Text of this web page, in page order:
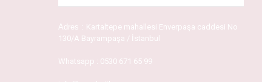
Adres : Kartaltepe mahallesi Enverpaşa caddesi No
130/A Bayrampaşa / İstanbul
Whatsapp : 0530 671 65 99